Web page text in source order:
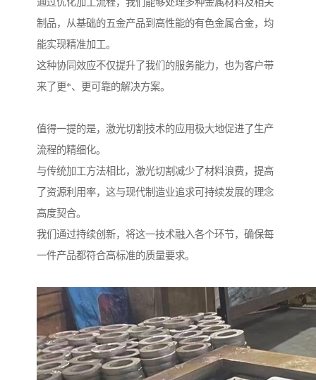
通过优化加工流程，我们能够处理多种金属材料及相关
制品，从基础的五金产品到高性能的有色金属合金，均
能实现精准加工。
这种协同效应不仅提升了我们的服务能力，也为客户带
来了更*、更可靠的解决方案。
值得一提的是，激光切割技术的应用极大地促进了生产
流程的精细化。
与传统加工方法相比，激光切割减少了材料浪费，提高
了资源利用率，这与现代制造业追求可持续发展的理念
高度契合。
我们通过持续创新，将这一技术融入各个环节，确保每
一件产品都符合高标准的质量要求。